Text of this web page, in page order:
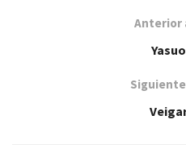
Anterior